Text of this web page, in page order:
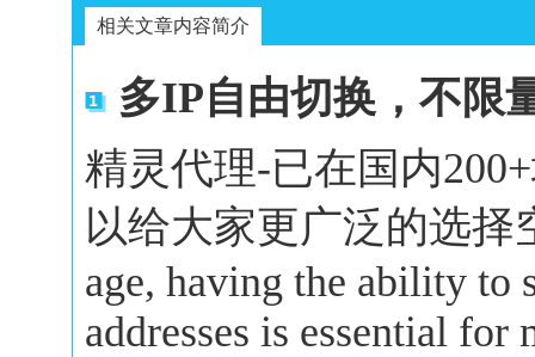
相关文章内容简介
多IP自由切换，不限
精灵代理-已在国内
以给大家更广泛的选择
age, having the ability to
addresses is essential